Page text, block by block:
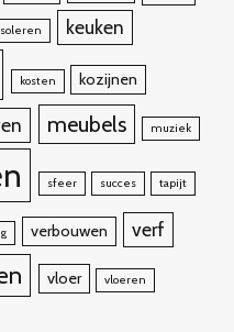
keuken
kosten kozijnen
meubels muziek
sfeer succes tapijt
verbouwen verf
vloer vloeren